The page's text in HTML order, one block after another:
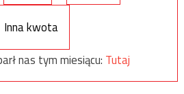
Inna kwota
nas tym miesiącu: Tutaj